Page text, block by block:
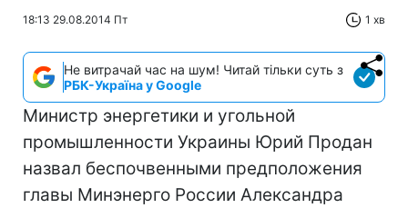
18:13 29.08.2014 Пт 1 хв
Не витрачай час на шум! Читай тільки суть з
РБК-Україна у Google
Министр энергетики и угольной
промышленности Украины Юрий Продан
назвал беспочвенными предположения
главы Минэнерго России Александра